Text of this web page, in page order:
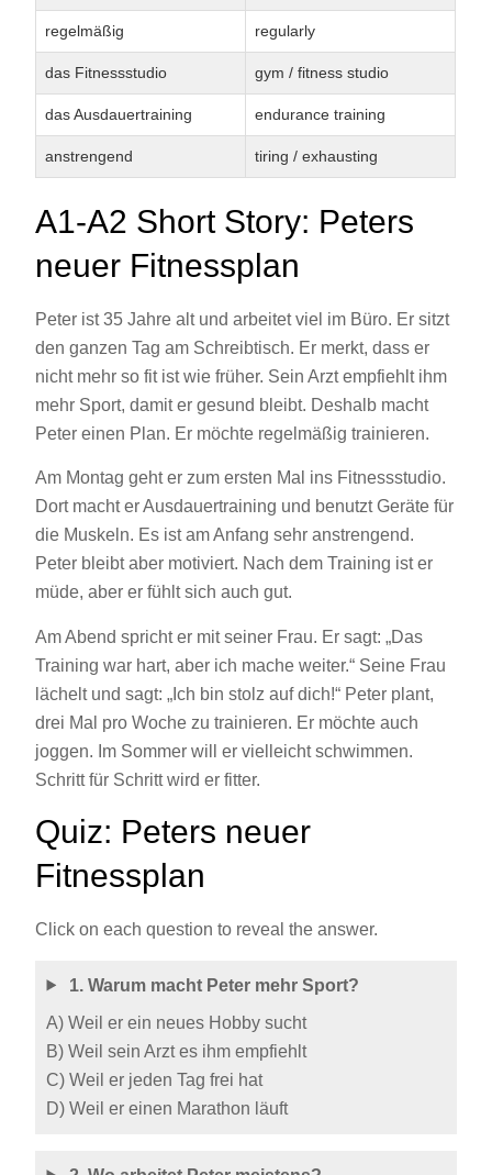
regelmäßig regularly
das Fitnessstudio gym / fitness studio
das Ausdauertraining endurance training
anstrengend tiring / exhausting
A1-A2 Short Story: Peters
neuer Fitnessplan
Peter ist 35 Jahre alt und arbeitet viel im Büro. Er sitzt
den ganzen Tag am Schreibtisch. Er merkt, dass er
nicht mehr so fit ist wie früher. Sein Arzt empfiehlt ihm
mehr Sport, damit er gesund bleibt. Deshalb macht
Peter einen Plan. Er möchte regelmäßig trainieren.
Am Montag geht er zum ersten Mal ins Fitnessstudio.
Dort macht er Ausdauertraining und benutzt Geräte für
die Muskeln. Es ist am Anfang sehr anstrengend.
Peter bleibt aber motiviert. Nach dem Training ist er
müde, aber er fühlt sich auch gut.
Am Abend spricht er mit seiner Frau. Er sagt: „Das
Training war hart, aber ich mache weiter.“ Seine Frau
lächelt und sagt: „Ich bin stolz auf dich!“ Peter plant,
drei Mal pro Woche zu trainieren. Er möchte auch
joggen. Im Sommer will er vielleicht schwimmen.
Schritt für Schritt wird er fitter.
Quiz: Peters neuer
Fitnessplan
Click on each question to reveal the answer.
1. Warum macht Peter mehr Sport?
A) Weil er ein neues Hobby sucht
B) Weil sein Arzt es ihm empfiehlt
C) Weil er jeden Tag frei hat
D) Weil er einen Marathon läuft